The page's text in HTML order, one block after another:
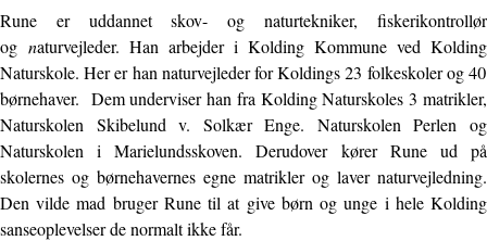
Rune er uddannet skov- og naturtekniker, fiskerikontrollør
og naturvejleder. Han arbejder i Kolding Kommune ved Kolding
Naturskole. Her er han naturvejleder for Koldings 23 folkeskoler og 40
børnehaver. Dem underviser han fra Kolding Naturskoles 3 matrikler,
Naturskolen Skibelund v. Solkær Enge. Naturskolen Perlen og
Naturskolen i Marielundsskoven. Derudover kører Rune ud på
skolernes og børnehavernes egne matrikler og laver naturvejledning.
Den vilde mad bruger Rune til at give børn og unge i hele Kolding
sanseoplevelser de normalt ikke får.